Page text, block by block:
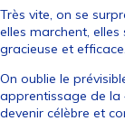
Très vite, on se
elles marchent,
gracieuse et efficace.
On oublie le
apprentissage de la
devenir célèbre et